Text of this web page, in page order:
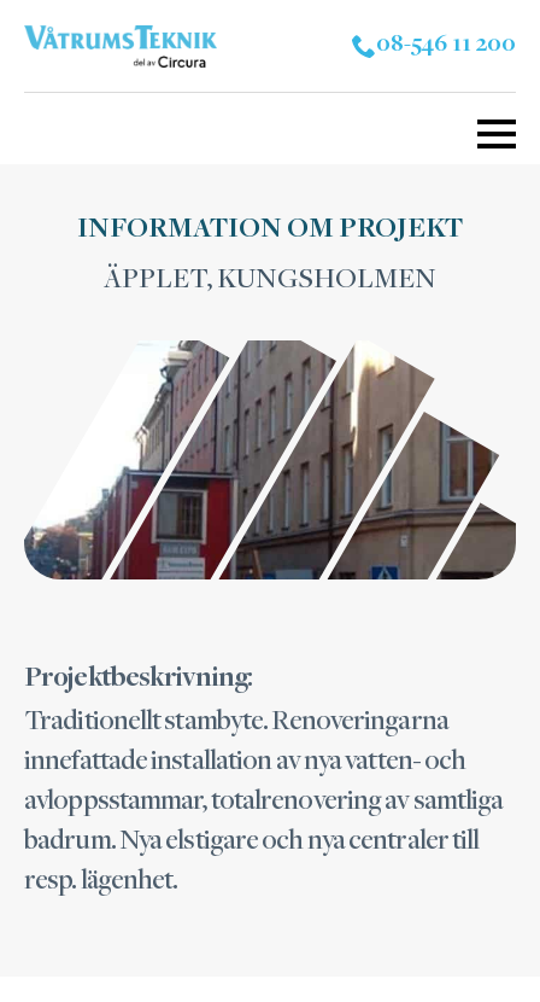
08-546 11 200
INFORMATION OM PROJEKT
ÄPPLET, KUNGSHOLMEN
Projektbeskrivning:
Traditionellt stambyte. Renoveringarna
innefattade installation av nya vatten- och
avloppsstammar, totalrenovering av samtliga
badrum. Nya elstigare och nya centraler till
resp. lägenhet.